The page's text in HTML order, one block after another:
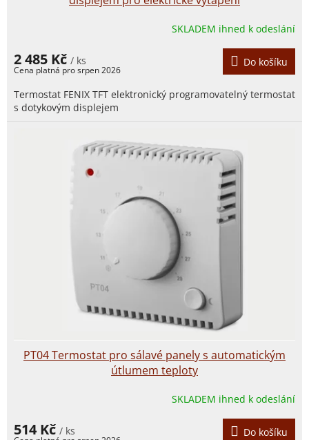
SKLADEM ihned k odeslání
2 485 Kč / ks Do košíku
Termostat FENIX TFT elektronický programovatelný termostat
s dotykovým displejem
PT04 Termostat pro sálavé panely s automatickým
útlumem teploty
SKLADEM ihned k odeslání
514 Kč / ks Do košíku